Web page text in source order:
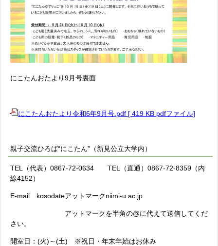
にこたんおたより9月号裏面
にこたんおたより令和6年9月号.pdf [ 419 KB pdfファイル]
親子交流ひろば“にこたん”（新見公立大学内）
TEL（代表）0867-72-0634 TEL（直通）0867-72-8359（内
線4152）
E-mail kosodateアットマークniimi-u.ac.jp
アットマークを半角の@に代えて送信してくだ
さい。
開室日：(火)～(土) ※祝日・年末年始はお休み